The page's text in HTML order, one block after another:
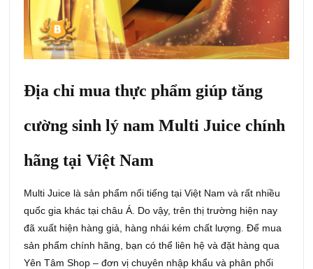
Địa chỉ mua thực phẩm giúp tăng
cường sinh lý nam Multi Juice chính
hãng tại Việt Nam
Multi Juice là sản phẩm nổi tiếng tại Việt Nam và rất nhiều
quốc gia khác tại châu Á. Do vậy, trên thị trường hiện nay
đã xuất hiện hàng giả, hàng nhái kém chất lượng. Để mua
sản phẩm chính hãng, bạn có thể liên hệ và đặt hàng qua
Yên Tâm Shop – đơn vị chuyên nhập khẩu và phân phối